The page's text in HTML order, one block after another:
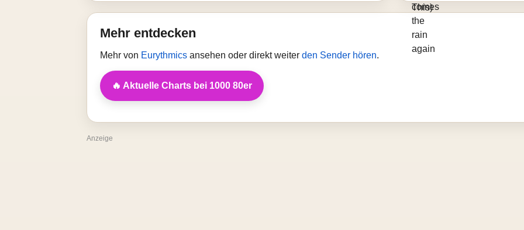
Mehr entdecken
Mehr von Eurythmics ansehen oder direkt weiter den Sender hören.
🔥 Aktuelle Charts bei 1000 80er
Anzeige